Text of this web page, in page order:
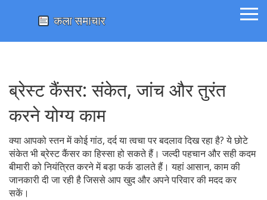
ब्रेस्ट कैंसर: संकेत, जांच और तुरंत
करने योग्य काम
क्या आपको स्तन में कोई गांठ, दर्द या त्वचा पर बदलाव दिख रहा है? ये छोटे
संकेत भी ब्रेस्ट कैंसर का हिस्सा हो सकते हैं। जल्दी पहचान और सही कदम
बीमारी को नियंत्रित करने में बड़ा फर्क डालते हैं। यहां आसान, काम की
जानकारी दी जा रही है जिससे आप खुद और अपने परिवार की मदद कर
सकें।